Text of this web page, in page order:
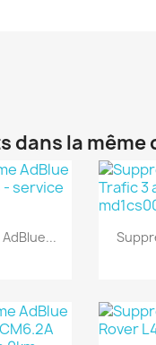
dans la même